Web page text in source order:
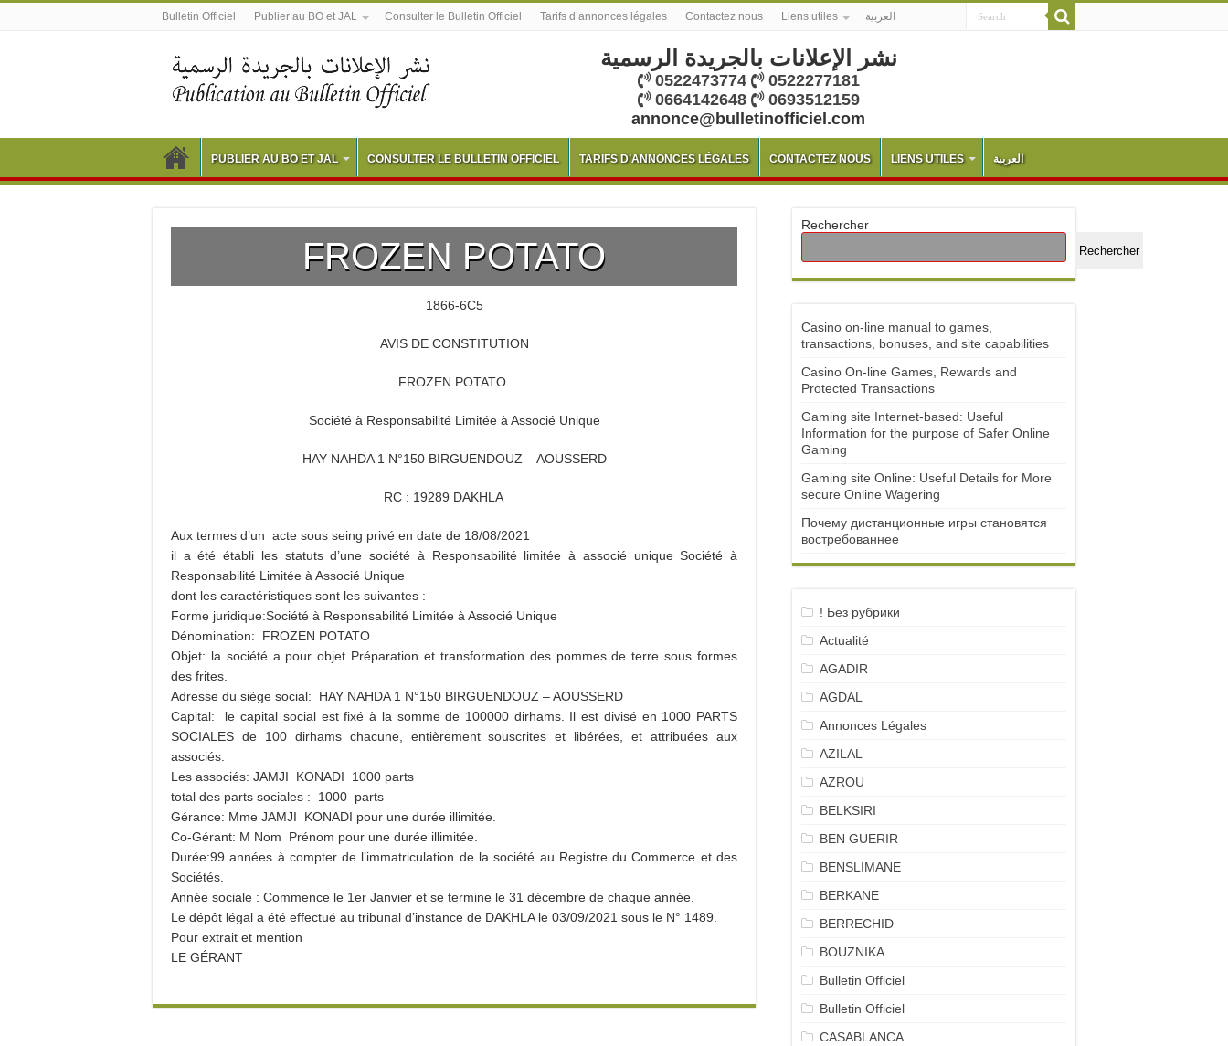
Bulletin Officiel Publier au BO et JAL Consulter le Bulletin Officiel Tarifs d’annonces légales Contactez nous Liens utiles العربية
نشر الإعلانات بالجريدة الرسمية
0522473774
0522277181
0664142648
0693512159
annonce@bulletinofficiel.com
PUBLIER AU BO ET JAL CONSULTER LE BULLETIN OFFICIEL TARIFS D’ANNONCES LÉGALES CONTACTEZ NOUS LIENS UTILES العربية
FROZEN POTATO
1866-6C5
AVIS DE CONSTITUTION
FROZEN POTATO
Société à Responsabilité Limitée à Associé Unique
HAY NAHDA 1 N°150 BIRGUENDOUZ – AOUSSERD
RC : 19289 DAKHLA
Aux termes d’un acte sous seing privé en date de 18/08/2021
il a été établi les statuts d’une société à Responsabilité limitée à associé unique Société à
Responsabilité Limitée à Associé Unique
dont les caractéristiques sont les suivantes :
Forme juridique:Société à Responsabilité Limitée à Associé Unique
Dénomination: FROZEN POTATO
Objet: la société a pour objet Préparation et transformation des pommes de terre sous formes
des frites.
Adresse du siège social: HAY NAHDA 1 N°150 BIRGUENDOUZ – AOUSSERD
Capital: le capital social est fixé à la somme de 100000 dirhams. Il est divisé en 1000 PARTS
SOCIALES de 100 dirhams chacune, entièrement souscrites et libérées, et attribuées aux
associés:
Les associés: JAMJI KONADI 1000 parts
total des parts sociales : 1000 parts
Gérance: Mme JAMJI KONADI pour une durée illimitée.
Co-Gérant: M Nom Prénom pour une durée illimitée.
Durée:99 années à compter de l’immatriculation de la société au Registre du Commerce et des
Sociétés.
Année sociale : Commence le 1er Janvier et se termine le 31 décembre de chaque année.
Le dépôt légal a été effectué au tribunal d’instance de DAKHLA le 03/09/2021 sous le N° 1489.
Pour extrait et mention
LE GÉRANT
Rechercher
Rechercher
Casino on-line manual to games,
transactions, bonuses, and site capabilities
Casino On-line Games, Rewards and
Protected Transactions
Gaming site Internet-based: Useful
Information for the purpose of Safer Online
Gaming
Gaming site Online: Useful Details for More
secure Online Wagering
Почему дистанционные игры становятся
востребованнее
! Без рубрики
Actualité
AGADIR
AGDAL
Annonces Légales
AZILAL
AZROU
BELKSIRI
BEN GUERIR
BENSLIMANE
BERKANE
BERRECHID
BOUZNIKA
Bulletin Officiel
Bulletin Officiel
CASABLANCA